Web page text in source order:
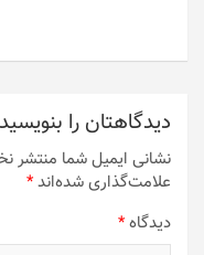
دیدگاهتان را بنویسید
نشانی ایمیل شما منتشر
علامت‌گذاری شده‌اند*
دیدگاه*